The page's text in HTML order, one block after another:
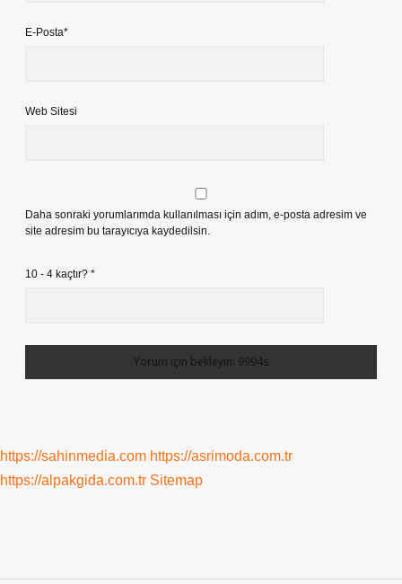
E-Posta*
Web Sitesi
Daha sonraki yorumlarımda kullanılması için adım, e-posta adresim ve
site adresim bu tarayıcıya kaydedilsin.
10 - 4 kaçtır? *
https://sahinmedia.com https://asrimoda.com.tr
https://alpakgida.com.tr Sitemap